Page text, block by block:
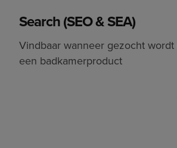
Search (SEO & SEA)
Vindbaar wanneer gezocht wordt
een badkamerproduct